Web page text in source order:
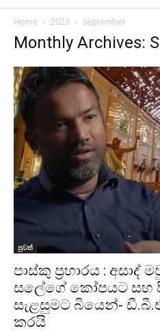
Home 2023 September
Monthly Archives:
පුවත්
පාස්කු ප්‍රහාරය : අසාද්
සලේගේ කෝපයට සහ
සැළසුමට බියෙන්-
කරයි